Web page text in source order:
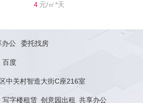
4 元/㎡*天
办公 委托找房
百度
中关村智造大街C座216室
写字楼租赁 创意园出租 共享办公